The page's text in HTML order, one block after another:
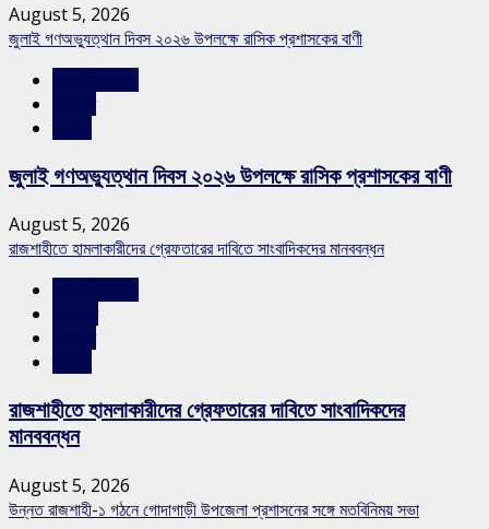
August 5, 2026
জুলাই গণঅভ্যুত্থান দিবস ২০২৬ উপলক্ষে রাসিক প্রশাসকের বাণী
জুলাই গণঅভ্যুত্থান দিবস ২০২৬ উপলক্ষে রাসিক প্রশাসকের বাণী
August 5, 2026
রাজশাহীতে হামলাকারীদের গ্রেফতারের দাবিতে সাংবাদিকদের মানববন্ধন
রাজশাহীতে হামলাকারীদের গ্রেফতারের দাবিতে সাংবাদিকদের
মানববন্ধন
August 5, 2026
উন্নত রাজশাহী-১ গঠনে গোদাগাড়ী উপজেলা প্রশাসনের সঙ্গে মতবিনিময় সভা